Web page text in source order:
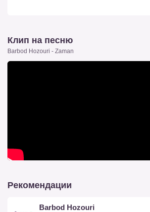
Клип на песню
Barbod Hozouri - Zaman
Рекомендации
Barbod Hozouri